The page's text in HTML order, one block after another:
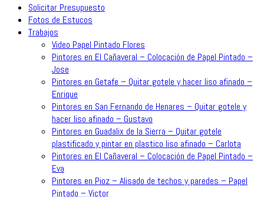
Solicitar Presupuesto
Fotos de Estucos
Trabajos
Video Papel Pintado Flores
Pintores en El Cañaveral – Colocación de Papel Pintado –
Jose
Pintores en Getafe – Quitar gotele y hacer liso afinado –
Enrique
Pintores en San Fernando de Henares – Quitar gotele y
hacer liso afinado – Gustavo
Pintores en Guadalix de la Sierra – Quitar gotele
plastificado y pintar en plastico liso afinado – Carlota
Pintores en El Cañaveral – Colocación de Papel Pintado –
Eva
Pintores en Pioz – Alisado de techos y paredes – Papel
Pintado – Victor